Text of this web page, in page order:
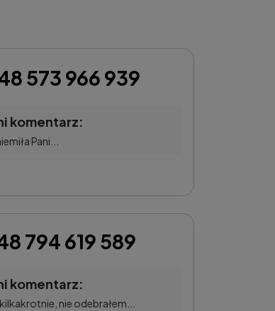
573 966 939
komentarz:
Pani...
794 619 589
komentarz:
nie odebrałem...